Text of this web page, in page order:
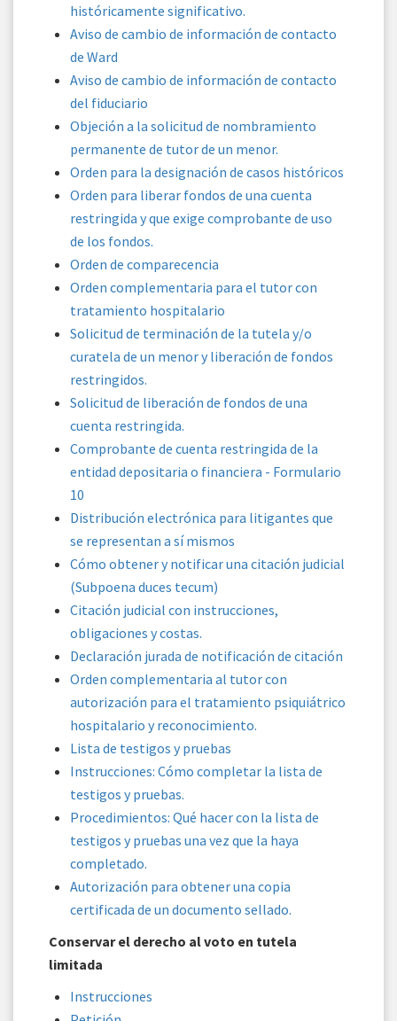
históricamente significativo.
Aviso de cambio de información de contacto
de Ward
Aviso de cambio de información de contacto
del fiduciario
Objeción a la solicitud de nombramiento
permanente de tutor de un menor.
Orden para la designación de casos históricos
Orden para liberar fondos de una cuenta
restringida y que exige comprobante de uso
de los fondos.
Orden de comparecencia
Orden complementaria para el tutor con
tratamiento hospitalario
Solicitud de terminación de la tutela y/o
curatela de un menor y liberación de fondos
restringidos.
Solicitud de liberación de fondos de una
cuenta restringida.
Comprobante de cuenta restringida de la
entidad depositaria o financiera - Formulario
10
Distribución electrónica para litigantes que
se representan a sí mismos
Cómo obtener y notificar una citación judicial
(Subpoena duces tecum)
Citación judicial con instrucciones,
obligaciones y costas.
Declaración jurada de notificación de citación
Orden complementaria al tutor con
autorización para el tratamiento psiquiátrico
hospitalario y reconocimiento.
Lista de testigos y pruebas
Instrucciones: Cómo completar la lista de
testigos y pruebas.
Procedimientos: Qué hacer con la lista de
testigos y pruebas una vez que la haya
completado.
Autorización para obtener una copia
certificada de un documento sellado.
Conservar el derecho al voto en tutela
limitada
Instrucciones